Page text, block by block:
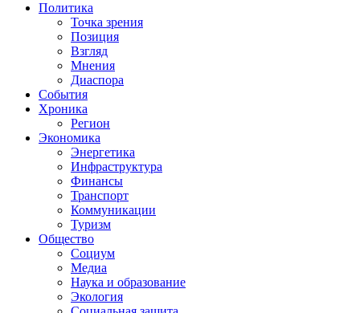
Политика
Точка зрения
Позиция
Взгляд
Мнения
Диаспора
События
Хроника
Регион
Экономика
Энергетика
Инфраструктура
Финансы
Транспорт
Коммуникации
Туризм
Общество
Социум
Медиа
Наука и образование
Экология